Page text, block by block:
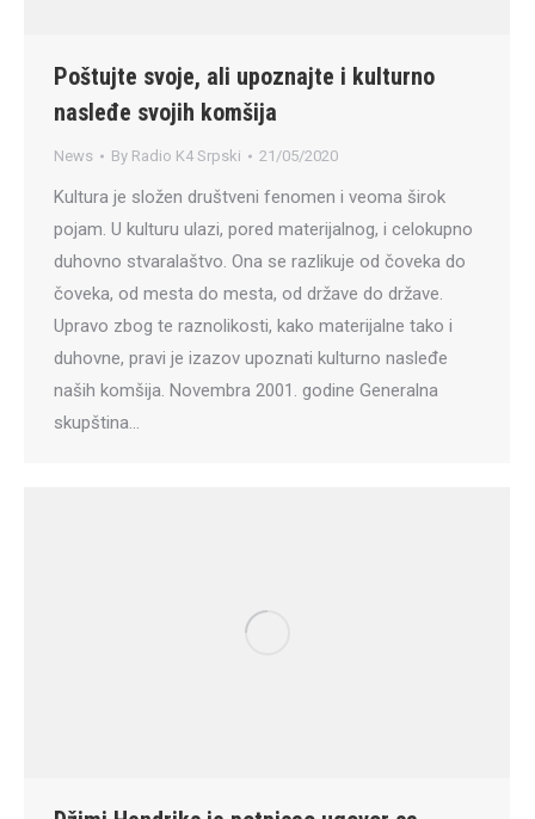
Poštujte svoje, ali upoznajte i kulturno
nasleđe svojih komšija
News By Radio K4 Srpski 21/05/2020
Kultura je složen društveni fenomen i veoma širok
pojam. U kulturu ulazi, pored materijalnog, i celokupno
duhovno stvaralaštvo. Ona se razlikuje od čoveka do
čoveka, od mesta do mesta, od države do države.
Upravo zbog te raznolikosti, kako materijalne tako i
duhovne, pravi je izazov upoznati kulturno nasleđe
naših komšija. Novembra 2001. godine Generalna
skupština…